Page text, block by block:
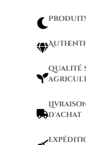
qualité
d'achat